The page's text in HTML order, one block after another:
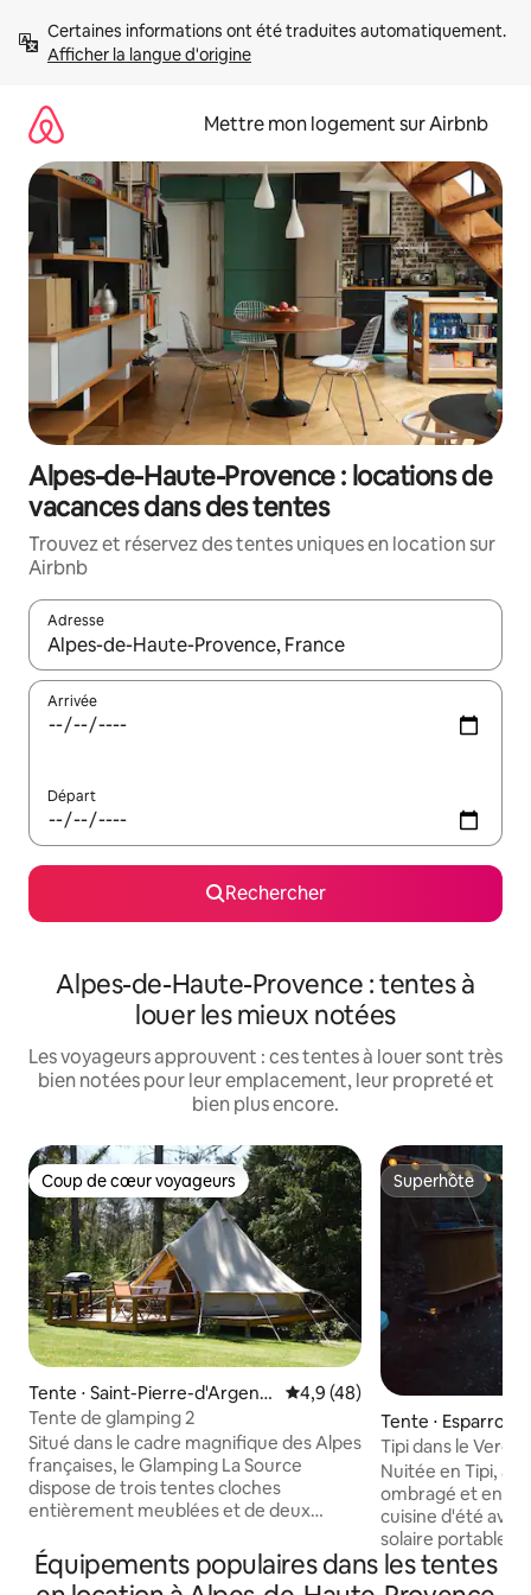
directement
Afficher la langue d'origine
Mettre mon logement sur Airbnb
Alpes-de-Haute-Provence : locations de
vacances dans des tentes
Trouvez et réservez des tentes uniques en location sur
Airbnb
Adresse
Lorsque les résultats s'affichent, utilisez les flèches vers le
Arrivée
Départ
Rechercher
Alpes-de-Haute-Provence : tentes à
louer les mieux notées
Les voyageurs approuvent : ces tentes à louer sont très
bien notées pour leur emplacement, leur propreté et
bien plus encore.
Coup de cœur voyageurs
Coup de cœur voyageurs
Tente ⋅ Saint-Pierre-d'Argenç
on
Évaluation moyenne sur la
4,9 (48)
Tente de glamping 2
Situé dans le cadre magnifique des Alpes
françaises, le Glamping La Source
dispose de trois tentes cloches
entièrement meublées et de deux
au milieu de 5 acres de beaux arbres et
de prairies offrant un endroit tranquille
Superhôte
Superhôte
Tente ⋅
Tipi dans le
Nuitée en Tipi,
ombragé et en
cuisine d'été
solaire portable
d'électricité,
batterie externe
Équipements populaires dans les tentes